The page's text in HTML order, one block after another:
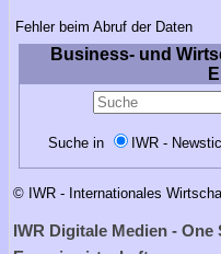
Fehler beim Abruf der Daten
Business- und
Suche in IWR -
© IWR - Internationales
IWR Digitale Medien -